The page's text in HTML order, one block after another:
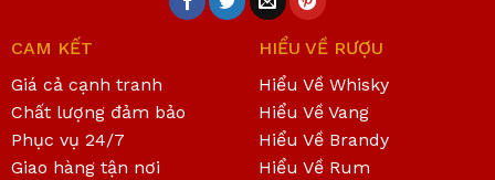
CAM KẾT
Giá cả cạnh tranh
Chất lượng đảm bảo
Phục vụ 24/7
Giao hàng tận nơi
HIỂU VỀ RƯỢU
Hiểu Về Whisky
Hiểu Về Vang
Hiểu Về Brandy
Hiểu Về Rum